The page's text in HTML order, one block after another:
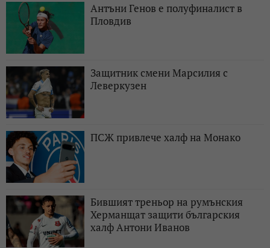
Антъни Генов е полуфиналист в
Пловдив
Защитник смени Марсилия с
Леверкузен
ПСЖ привлече халф на Монако
Бившият треньор на румънския
Херманщат защити българския
халф Антони Иванов